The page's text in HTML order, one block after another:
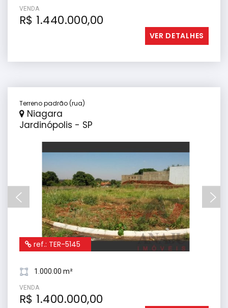
VENDA
R$ 1.440.000,00
VER DETALHES
Terreno padrão (rua)
Niagara
Jardinópolis - SP
ref.: TER-5145
1.000.00 m²
VENDA
R$ 1.400.000,00